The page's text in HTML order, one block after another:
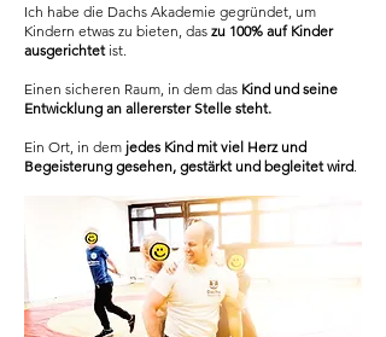
Ich habe die Dachs Akademie gegründet, um
Kindern etwas zu bieten, das zu 100% auf Kinder
ausgerichtetist.
Einen sicheren Raum, in dem das Kind und seine
Entwicklung an allererster Stelle steht.
Ein Ort, in dem jedes Kind mit viel Herz und
Begeisterung gesehen, gestärkt und begleitet wird.